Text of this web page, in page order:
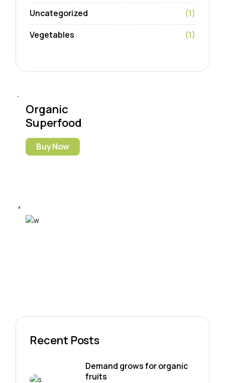
Uncategorized
(1)
Vegetables
(1)
Organic
Superfood
Buy Now
Recent Posts
Demand grows for organic
fruits